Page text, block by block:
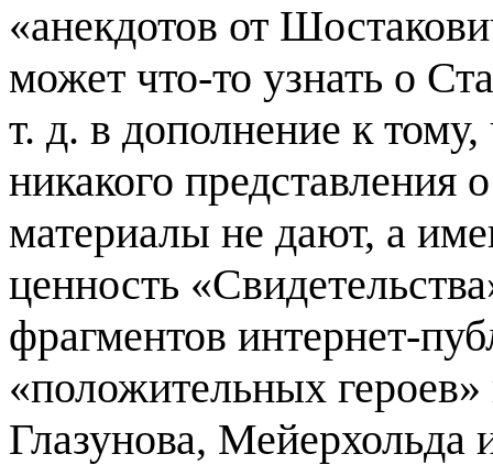
«анекдотов от
может что-то узнать о
т. д. в дополнение к
никакого представления
материалы не дают, а
ценность
фрагментов интернет-
«положительных
Глазунова, Мейерхольда